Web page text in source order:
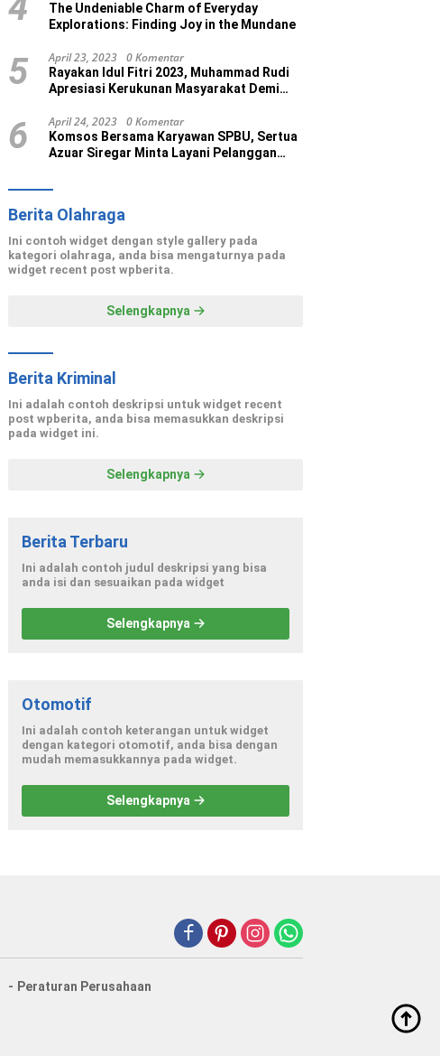
The Undeniable Charm of Everyday
Explorations: Finding Joy in the Mundane
5 April 23, 2023 0 Komentar
Rayakan Idul Fitri 2023, Muhammad Rudi
Apresiasi Kerukunan Masyarakat Demi
6 April 24, 2023 0 Komentar
Komsos Bersama Karyawan SPBU, Sertua
Azuar Siregar Minta Layani Pelanggan
Berita Olahraga
Ini contoh widget dengan style gallery pada
kategori olahraga, anda bisa mengaturnya pada
widget recent post wpberita.
Selengkapnya
Berita Kriminal
Ini adalah contoh deskripsi untuk widget recent
post wpberita, anda bisa memasukkan deskripsi
pada widget ini.
Selengkapnya
Berita Terbaru
Ini adalah contoh judul deskripsi yang bisa
anda isi dan sesuaikan pada widget
Selengkapnya
Otomotif
Ini adalah contoh keterangan untuk widget
dengan kategori otomotif, anda bisa dengan
mudah memasukkannya pada widget.
Selengkapnya
Peraturan Perusahaan